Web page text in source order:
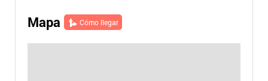
Mapa Cómo llegar